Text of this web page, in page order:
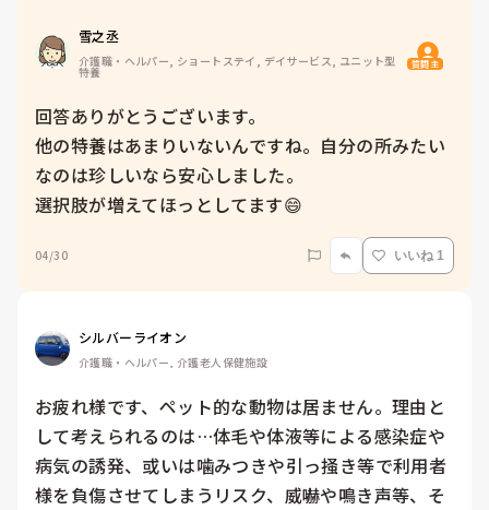
雪之丞
介護職・ヘルパー, ショートステイ, デイサービス, ユニット型
特養 質問主
回答ありがとうございます。
他の特養はあまりいないんですね。自分の所みたい
なのは珍しいなら安心しました。
選択肢が増えてほっとしてます😄
04/30 いいね 1
シルバーライオン
介護職・ヘルパー, 介護老人保健施設
お疲れ様です、ペット的な動物は居ません。理由と
して考えられるのは…体毛や体液等による感染症や
病気の誘発、或いは噛みつきや引っ掻き等で利用者
様を負傷させてしまうリスク、威嚇や鳴き声等、そ